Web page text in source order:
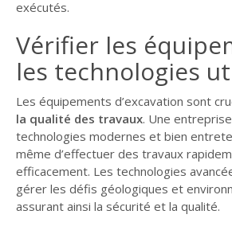
exécutés.
Vérifier les
les technologies
Les équipements d’excavation sont
la qualité des travaux. Une
technologies modernes et bien
même d’effectuer des travaux
efficacement. Les technologies
gérer les défis géologiques et
assurant ainsi la sécurité et la qualité.